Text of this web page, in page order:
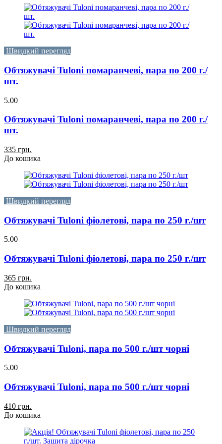
Швидкий перегляд
Обтяжувачі Tuloni помаранчеві, пара по 200 г./
шт.
5.00
Обтяжувачі Tuloni помаранчеві, пара по 200 г./
шт.
335 грн.
До кошика
Швидкий перегляд
Обтяжувачі Tuloni фіолетові, пара по 250 г./шт
5.00
Обтяжувачі Tuloni фіолетові, пара по 250 г./шт
365 грн.
До кошика
Швидкий перегляд
Обтяжувачі Tuloni, пара по 500 г./шт чорні
5.00
Обтяжувачі Tuloni, пара по 500 г./шт чорні
410 грн.
До кошика